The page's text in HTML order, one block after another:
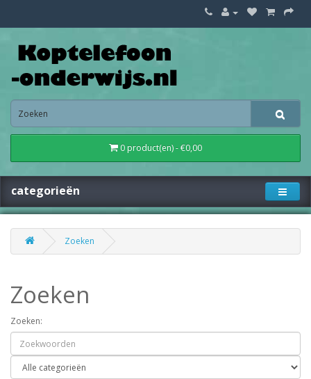
0 product(en) - €0,00
categorieën
Zoeken
Zoeken
Zoeken: